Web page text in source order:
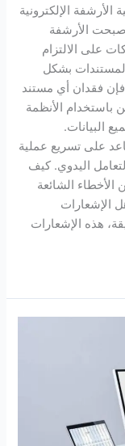
الإلكترونية
الأرشفة
على الالتزام
بشكل
فقدان أي مستند
باستخدام الأنظمة
البيانات.
على تسريع عملية
اليدوي. كيف
الأخطاء الشائعة
الإشعارات
هذه الإشعارات